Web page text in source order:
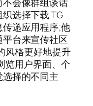
选择下载 TG
递应用程序;他
台来宣传社区
风格更好地提升
览用户界面、个
择的不同主